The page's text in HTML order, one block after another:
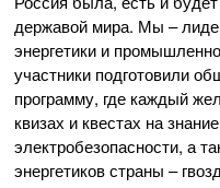
державой мира. Мы –
энергетики и
участники подготовили
программу, где каждый
квизах и квестах на
электробезопасности, а
энергетиков страны –